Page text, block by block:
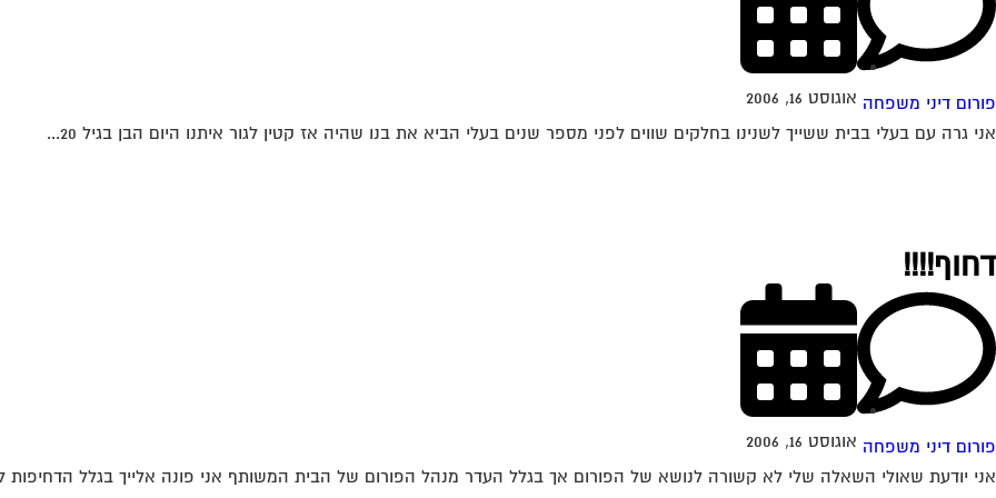
פורום דיני משפחה אוגוסט 16, 2006
אני גרה עם בעלי בבית ששייך לשנינו בחלקים שווים לפני מספר שנים בעלי הביא את בנו שהיה אז קטין לגור איתנו היום הבן בגיל 20...
דחוף!!!!
פורום דיני משפחה אוגוסט 16, 2006
אני יודעת שאולי השאלה שלי לא קשורה לנושא של הפורום אך בגלל העדר מנהל הפורום של הבית המשותף אני פונה אלייך בגלל הדחיפות